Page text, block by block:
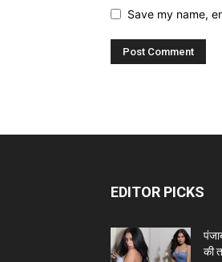
Save my name,
EDITOR PICKS
की